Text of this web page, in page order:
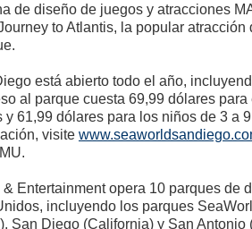
de diseño de juegos y atracciones
to Atlantis, la popular atracción
está abierto todo el año,
al parque cuesta 69,99 dólares para
y 61,99 dólares para los niños de 3 a
visite
Entertainment opera 10 parques de
incluyendo los parques
San Diego (California) y San Antonio